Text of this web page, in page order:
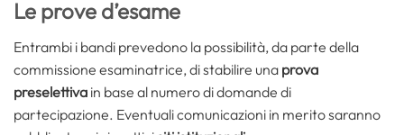
Le prove d’esame
Entrambi i bandi prevedono la possibilità, da parte della
commissione esaminatrice, di stabilire una prova
preselettiva in base al numero di domande di
partecipazione. Eventuali comunicazioni in merito saranno